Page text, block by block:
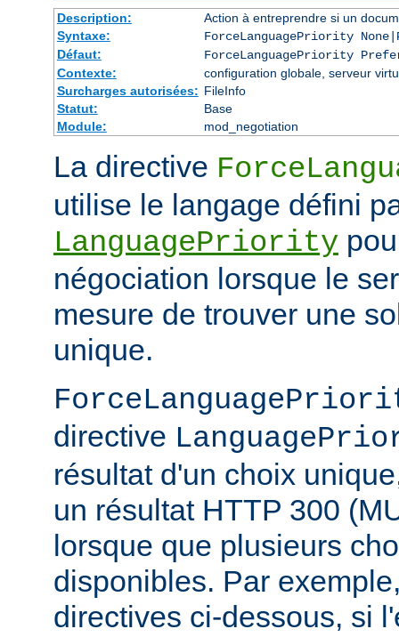
Description:
Action à entreprendre si un
Syntaxe:
ForceLanguagePriority
Défaut:
ForceLanguagePriority
Contexte:
configuration globale, serveur
Surcharges autorisées: FileInfo
Statut:
Base
Module:
mod_negotiation
La directive
utilise le langage défini
LanguagePriority
négociation lorsque le
mesure de trouver une
unique.
directive
résultat d'un choix
un résultat HTTP 300
lorsque que plusieurs
disponibles. Par
directives ci-dessous, si